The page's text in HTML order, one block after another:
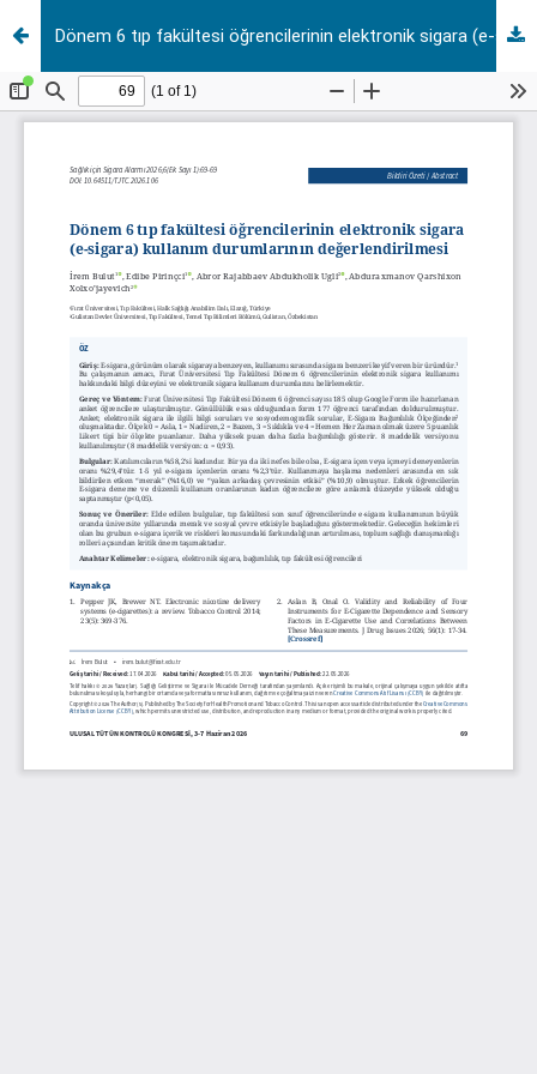
Dönem 6 tıp fakültesi öğrencilerinin elektronik sigara (e-sigara) kullanım durumlarının değerlendirilmesi